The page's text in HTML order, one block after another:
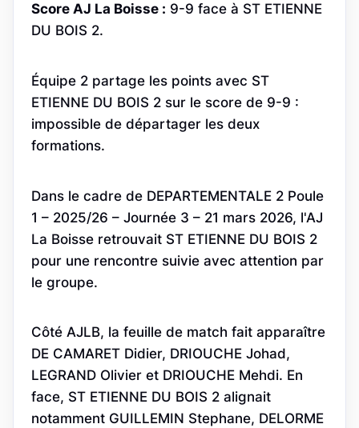
Score AJ La Boisse : 9-9 face à ST ETIENNE
DU BOIS 2.
Équipe 2 partage les points avec ST
ETIENNE DU BOIS 2 sur le score de 9-9 :
impossible de départager les deux
formations.
Dans le cadre de DEPARTEMENTALE 2 Poule
1 – 2025/26 – Journée 3 – 21 mars 2026, l'AJ
La Boisse retrouvait ST ETIENNE DU BOIS 2
pour une rencontre suivie avec attention par
le groupe.
Côté AJLB, la feuille de match fait apparaître
DE CAMARET Didier, DRIOUCHE Johad,
LEGRAND Olivier et DRIOUCHE Mehdi. En
face, ST ETIENNE DU BOIS 2 alignait
notamment GUILLEMIN Stephane, DELORME